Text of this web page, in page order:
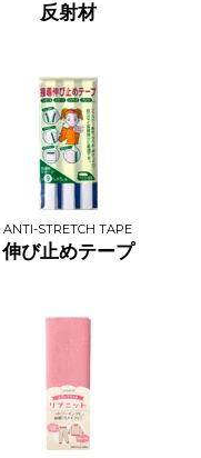
反射材
ANTI-STRETCH TAPE
伸び止めテープ